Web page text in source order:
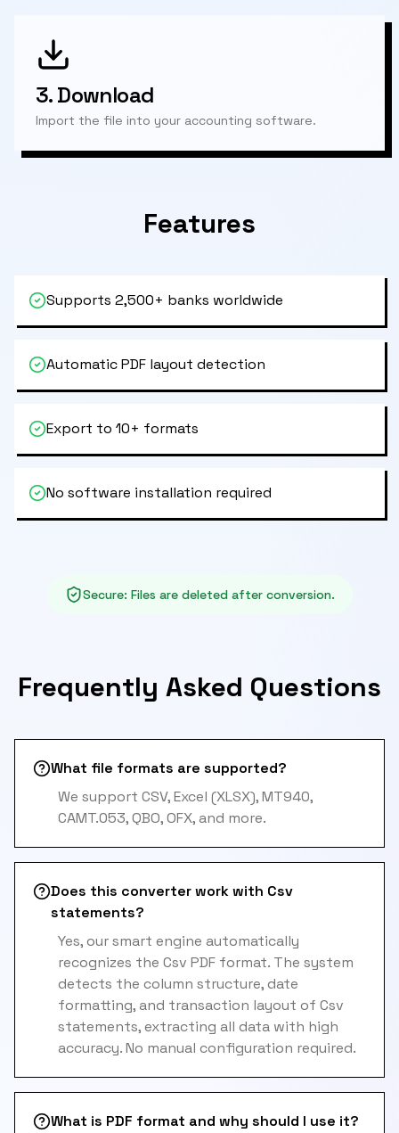
3.Download
Import the file into your accounting software.
Features
Supports 2,500+ banks worldwide
Automatic PDF layout detection
Export to 10+ formats
No software installation required
Secure: Files are deleted after conversion.
Frequently Asked Questions
What file formats are supported?
We support CSV, Excel (XLSX), MT940,
CAMT.053, QBO, OFX, and more.
Does this converter work with Csv
statements?
Yes, our smart engine automatically
recognizes the Csv PDF format. The system
detects the column structure, date
formatting, and transaction layout of Csv
statements, extracting all data with high
accuracy. No manual configuration required.
What is PDF format and why should I use it?